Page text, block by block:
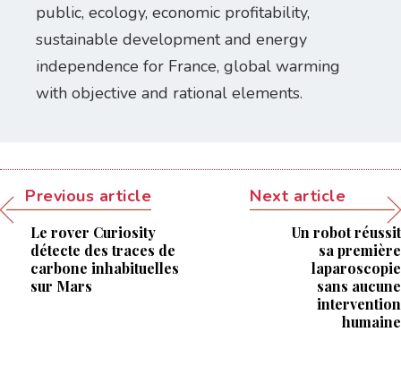
public, ecology, economic profitability,
sustainable development and energy
independence for France, global warming
with objective and rational elements.
Previous article
Le rover Curiosity
détecte des traces de
carbone inhabituelles
sur Mars
Next article
Un robot réussit
sa première
laparoscopie
sans aucune
intervention
humaine